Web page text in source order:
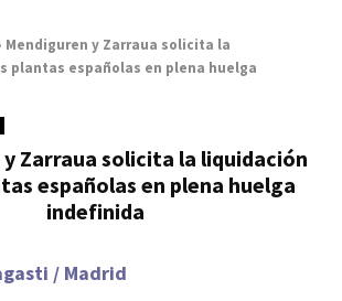
Mendiguren y Zarraua solicita la
plantas españolas en plena huelga
Zarraua solicita la liquidación
españolas en plena huelga
indefinida
/ Madrid